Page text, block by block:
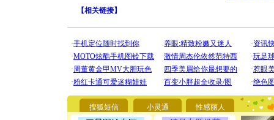
【相关链接】
搜狐短信 小灵通 性感丽人
[圣诞节]
你太多
要平安
[圣诞节]
能正大
都要快乐
[圣诞节]
如意,快